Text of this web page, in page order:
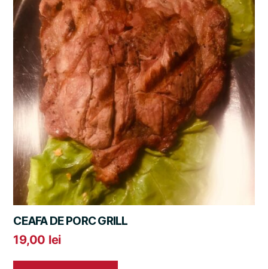
CEAFA DE PORC GRILL
19,00 lei